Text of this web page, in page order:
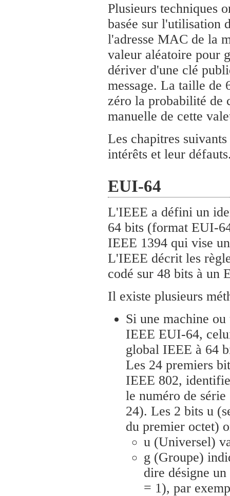
Plusieurs techniques
basée sur l'utilisation
l'adresse MAC de la
valeur aléatoire pour
dériver d'une clé
message. La taille de
zéro la probabilité de
manuelle de cette
Les chapitres
intérêts et leur
EUI-64
L'IEEE a défini un
64 bits (format EUI-
IEEE 1394 qui vise
L'IEEE décrit les
codé sur 48 bits à un
Il existe plusieurs
Si une machine
IEEE EUI-64,
global IEEE à 64
Les 24 premiers
IEEE 802,
le numéro de
24). Les 2 bits u
du premier octet)
u (Universel)
g (Groupe)
dire désigne
= 1), par